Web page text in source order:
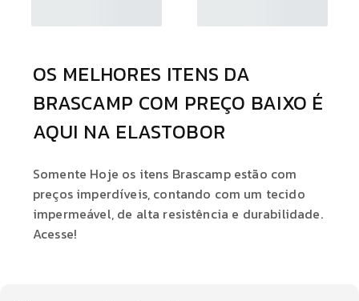
OS MELHORES ITENS DA
BRASCAMP COM PREÇO BAIXO É
AQUI NA ELASTOBOR
Somente Hoje os itens Brascamp estão com
preços imperdíveis, contando com um tecido
impermeável, de alta resistência e durabilidade.
Acesse!